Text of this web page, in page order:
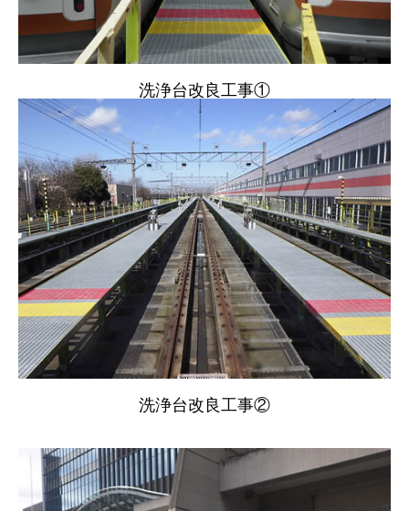
ホーム HOME
会社案内 COMPANY
部門紹介 DEPARTMENT
お問い合わせ CONTACT
洗浄台改良工事①
洗浄台改良工事②